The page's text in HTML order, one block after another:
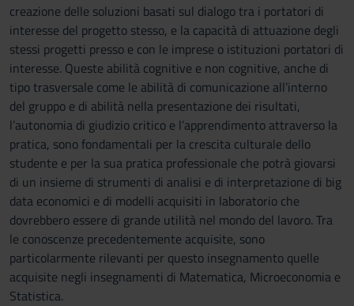
creazione delle soluzioni basati sul dialogo tra i portatori di
interesse del progetto stesso, e la capacità di attuazione degli
stessi progetti presso e con le imprese o istituzioni portatori di
interesse. Queste abilità cognitive e non cognitive, anche di
tipo trasversale come le abilità di comunicazione all’interno
del gruppo e di abilità nella presentazione dei risultati,
l’autonomia di giudizio critico e l’apprendimento attraverso la
pratica, sono fondamentali per la crescita culturale dello
studente e per la sua pratica professionale che potrà giovarsi
di un insieme di strumenti di analisi e di interpretazione di big
data economici e di modelli acquisiti in laboratorio che
dovrebbero essere di grande utilità nel mondo del lavoro. Tra
le conoscenze precedentemente acquisite, sono
particolarmente rilevanti per questo insegnamento quelle
acquisite negli insegnamenti di Matematica, Microeconomia e
Statistica.